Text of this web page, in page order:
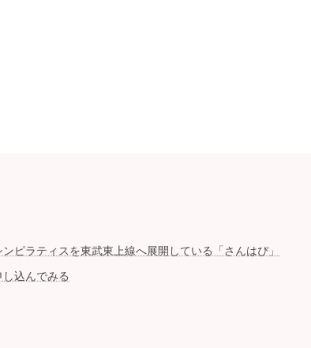
ピラティスを東武東上線へ展開している「さんはぴ」
込んでみる